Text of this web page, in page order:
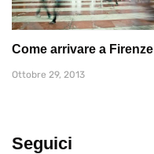
Come arrivare a Firenze
Ottobre 29, 2013
Seguici